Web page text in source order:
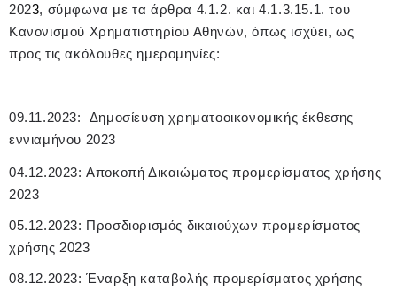
2023, σύμφωνα με τα άρθρα 4.1.2. και 4.1.3.15.1. του
Κανονισμού Χρηματιστηρίου Αθηνών, όπως ισχύει, ως
προς τις ακόλουθες ημερομηνίες:
09.11.2023: Δημοσίευση χρηματοοικονομικής έκθεσης
εννιαμήνου 2023
04.12.2023: Αποκοπή Δικαιώματος προμερίσματος χρήσης
2023
05.12.2023: Προσδιορισμός δικαιούχων προμερίσματος
χρήσης 2023
08.12.2023: Έναρξη καταβολής προμερίσματος χρήσης